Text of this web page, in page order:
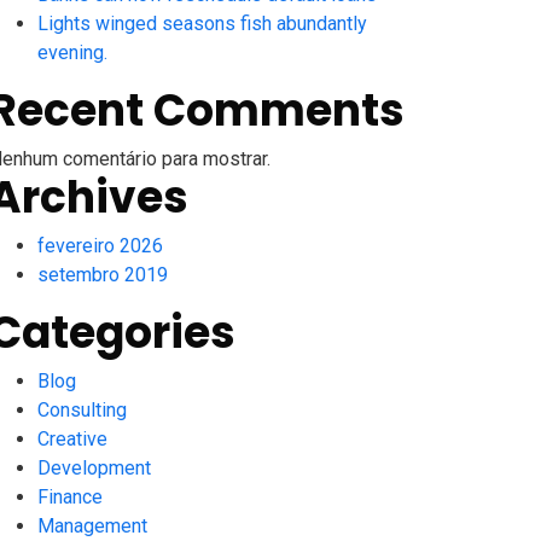
Lights winged seasons fish abundantly
evening.
Comments
comentário para mostrar.
fevereiro 2026
setembro 2019
Blog
Consulting
Creative
Development
Finance
Management